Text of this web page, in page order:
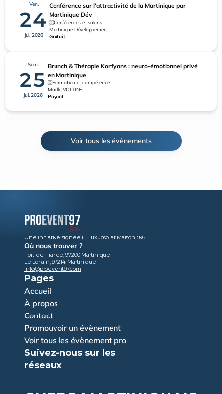
Voir tous les évènements
Ven.
24
jui. 2026
Conférence sur l'attractivité de la Martinique par
Martinique Dév
Conférences et salons
Martinique Développement
Gratuit
Sam.
25
jui. 2026
Brunch & Thérapie Konfyans : neuro-émotionnel privé
en Martinique
Formation et compétences
Maëlle VOLTINE
Payant
Une initiative signée IT Luxuoso et Maison 596.
Où nous trouver ?
Fort-de-France, 97200 Martinique
Le Lorrain, 97214 Martinique
info@proevent97.com
Pages
Accueil
À propos
Contact
Promouvoir un évènement
Voir tous les évènement pro
Suivez-nous sur les
réseaux